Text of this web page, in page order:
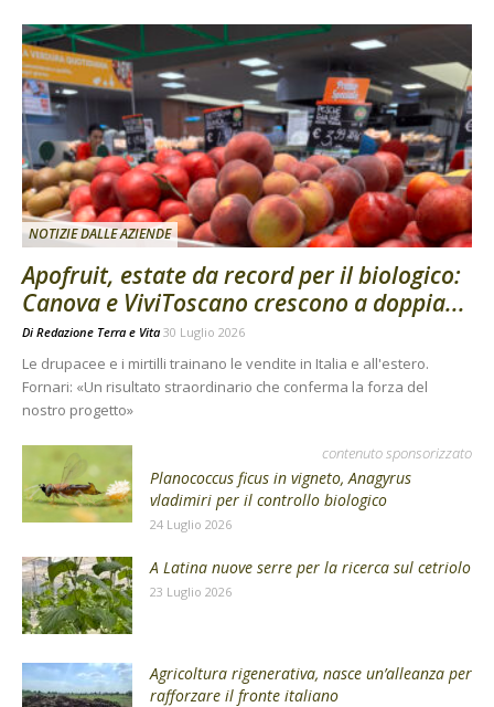
NOTIZIE DALLE AZIENDE
Apofruit, estate da record per il biologico:
Canova e ViviToscano crescono a doppia...
Di Redazione Terra e Vita 30 Luglio 2026
Le drupacee e i mirtilli trainano le vendite in Italia e all'estero.
Fornari: «Un risultato straordinario che conferma la forza del
nostro progetto»
contenuto sponsorizzato
Planococcus ficus in vigneto, Anagyrus
vladimiri per il controllo biologico
24 Luglio 2026
A Latina nuove serre per la ricerca sul cetriolo
23 Luglio 2026
Agricoltura rigenerativa, nasce un’alleanza per
rafforzare il fronte italiano